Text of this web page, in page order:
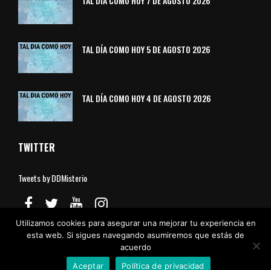
TAL DÍA COMO HOY 5 DE AGOSTO 2026
TAL DÍA COMO HOY 4 DE AGOSTO 2026
TWITTER
Tweets by DDMisterio
Política de Privacidad
© Divulgadores del Misterio
Utilizamos cookies para asegurar una mejorar tu experiencia en
esta web. Si sigues navegando asumiremos que estás de
acuerdo
Aceptar
Política de privacidad